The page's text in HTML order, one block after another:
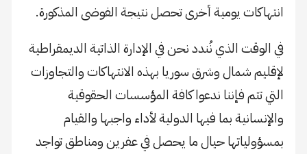
انتهاكات يومية أخرى تحصل نتيجة الفوضى المذكورة.
في الوقت الذي نُندد نحن في الإدارة الذاتية الديمقراطية
لإقليم شمال وشرق سوريا بهذه الانتهاكات والتجاوزات
التي تتم فإننا ندعوا كافة المؤسسات الحقوقية
والإنسانية بما فيها الدولية لأداء واجبها والقيام
بمسؤولياتها حيال ما يحصل في عفرين ومناطق تواجد